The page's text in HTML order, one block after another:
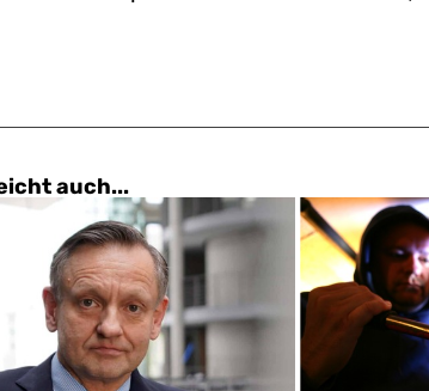
auch...